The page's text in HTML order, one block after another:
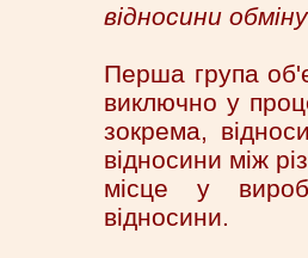
відносини обміну
Перша група
виключно у
зокрема,
відносини між
місце у
відносини.